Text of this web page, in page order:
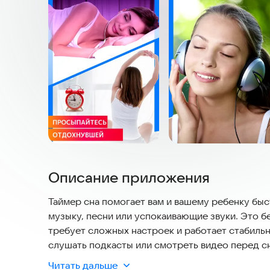
Описание приложения
Таймер сна помогает вам и вашему ребенку
музыку, песни или успокаивающие звуки. Это
требует сложных настроек и работает
слушать подкасты или смотреть видео перед
времени.
Читать дальше